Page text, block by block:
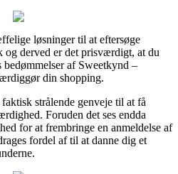
løsninger til at eftersøge
og derved er det prisværdigt, at du
af Sweetkynd –
din shopping.
strålende genveje til at få
Foruden det ses endda
for at frembringe en anmeldelse af
fordel af til at danne dig et